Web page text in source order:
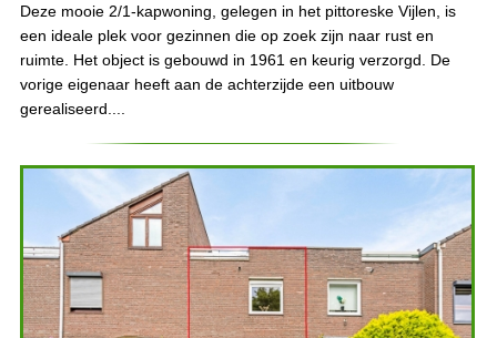
Deze mooie 2/1-kapwoning, gelegen in het pittoreske Vijlen, is
een ideale plek voor gezinnen die op zoek zijn naar rust en
ruimte. Het object is gebouwd in 1961 en keurig verzorgd. De
vorige eigenaar heeft aan de achterzijde een uitbouw
gerealiseerd....